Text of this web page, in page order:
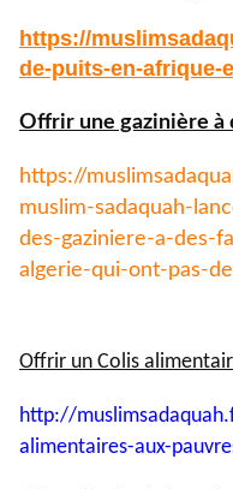
https://
de-puits-en-afrique-
Offrir une gazinière à
https://
muslim-sadaquah-
des-gaziniere-a-des-
algerie-qui-ont-pas-
Offrir un Colis
http://
alimentaires-aux-